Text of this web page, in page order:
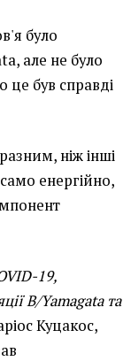
було
але не було
це був справді
ніж інші
енергійно,
19,
B/Yamagata та
Куцакос,